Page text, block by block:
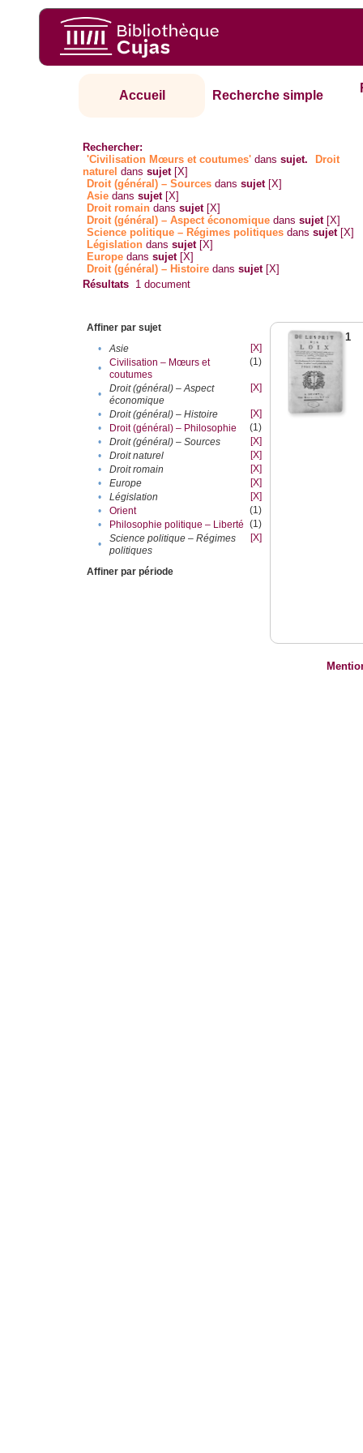
Accueil Recherche simple
Rechercher:
'Civilisation Mœurs et coutumes' danssujet.
Droit
naturel danssujet [X]
Droit (général) – Sources danssujet [X]
Asie danssujet [X]
Droit romain danssujet [X]
Droit (général) – Aspect économique danssujet [X]
Science politique – Régimes politiques danssujet [X]
Législation danssujet [X]
Europe danssujet [X]
Droit (général) – Histoire danssujet [X]
Résultats 1 document
Affiner par sujet
•
Asie
[X]
•
Civilisation – Mœurs et
coutumes
(1)
•
Droit (général) – Aspect
économique
[X]
• Droit (général) – Histoire
[X]
•
Droit (général) – Philosophie
(1)
•
Droit (général) – Sources
[X]
•
Droit naturel
[X]
•
Droit romain
[X]
•
Europe
[X]
•
Législation
[X]
•
Orient
(1)
•
Philosophie politique – Liberté (1)
•
Science politique – Régimes
politiques
[X]
Affiner par période
1